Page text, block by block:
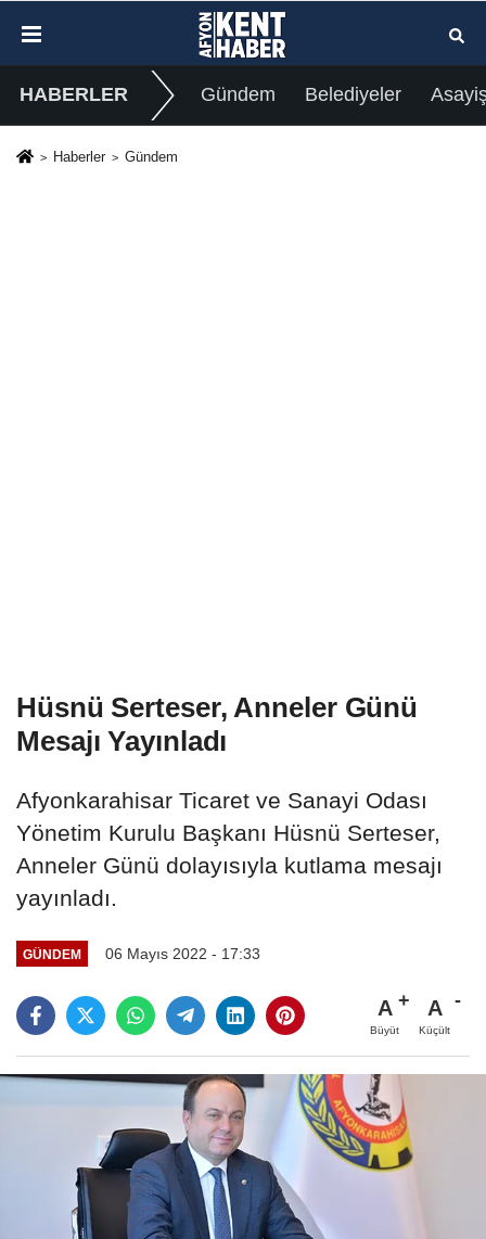
HABERLER Gündem Belediyeler
Haberler Gündem
Hüsnü Serteser, Anneler Günü
Mesajı Yayınladı
Afyonkarahisar Ticaret ve Sanayi Odası
Yönetim Kurulu Başkanı Hüsnü Serteser,
Anneler Günü dolayısıyla kutlama mesajı
yayınladı.
GÜNDEM 06 Mayıs 2022 - 17:33
A
Büyüt
A
Küçült